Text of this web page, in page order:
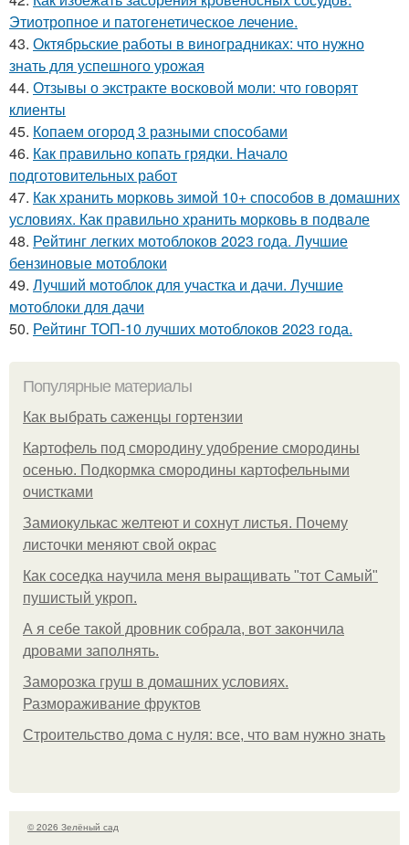
Этиотропное и патогенетическое лечение.
43. Октябрьские работы в виноградниках: что нужно
знать для успешного урожая
44. Отзывы о экстракте восковой моли: что говорят
клиенты
45. Копаем огород 3 разными способами
46. Как правильно копать грядки. Начало
подготовительных работ
47. Как хранить морковь зимой 10+ способов в домашних
условиях. Как правильно хранить морковь в подвале
48. Рейтинг легких мотоблоков 2023 года. Лучшие
бензиновые мотоблоки
49. Лучший мотоблок для участка и дачи. Лучшие
мотоблоки для дачи
50. Рейтинг ТОП-10 лучших мотоблоков 2023 года.
Популярные материалы
Как выбрать саженцы гортензии
Картофель под смородину удобрение смородины
осенью. Подкормка смородины картофельными
очистками
Замиокулькас желтеют и сохнут листья. Почему
листочки меняют свой окрас
Как соседка научила меня выращивать "тот Самый"
пушистый укроп.
А я себе такой дровник собрала, вот закончила
дровами заполнять.
Заморозка груш в домашних условиях.
Размораживание фруктов
Строительство дома с нуля: все, что вам нужно знать
© 2026 Зелёный сад